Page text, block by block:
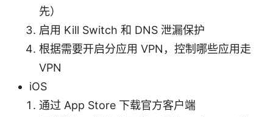
先）
启用 Kill Switch 和 DNS 泄漏保护
根据需要开启分应用 VPN，控制哪些应用走
VPN
iOS
通过 App Store 下载官方客户端